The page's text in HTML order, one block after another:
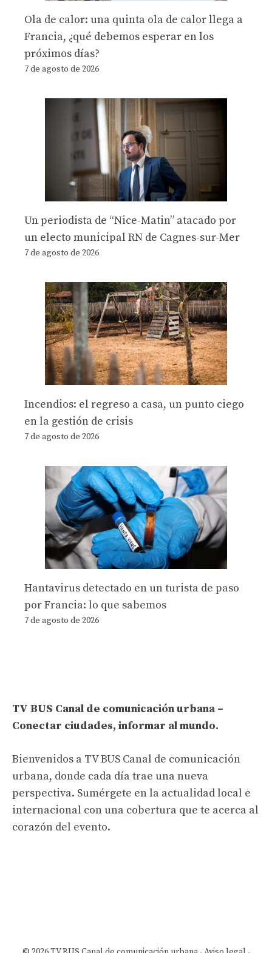
Ola de calor: una quinta ola de calor llega a
Francia, ¿qué debemos esperar en los
próximos días?
7 de agosto de 2026
Un periodista de “Nice-Matin” atacado por
un electo municipal RN de Cagnes-sur-Mer
7 de agosto de 2026
Incendios: el regreso a casa, un punto ciego
en la gestión de crisis
7 de agosto de 2026
Hantavirus detectado en un turista de paso
por Francia: lo que sabemos
7 de agosto de 2026
TV BUS Canal de comunicación urbana –
Conectar ciudades, informar al mundo.
Bienvenidos a TV BUS Canal de comunicación
urbana, donde cada día trae una nueva
perspectiva. Sumérgete en la actualidad local e
internacional con una cobertura que te acerca al
corazón del evento.